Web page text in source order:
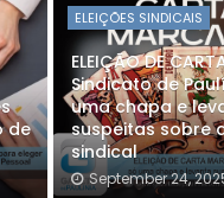
de
ELEIÇÕES SINDICAIS
ELEIÇÃO DE
Sindicato de
uma chapa e
suspeitas sobre
sindical
September 24,